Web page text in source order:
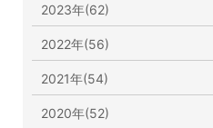
2023年(62)
2022年(56)
2021年(54)
2020年(52)